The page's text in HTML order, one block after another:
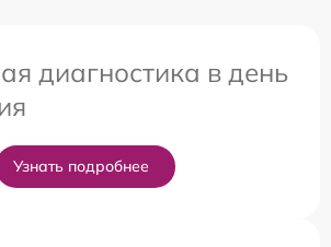
диагностика в день
Узнать подробнее